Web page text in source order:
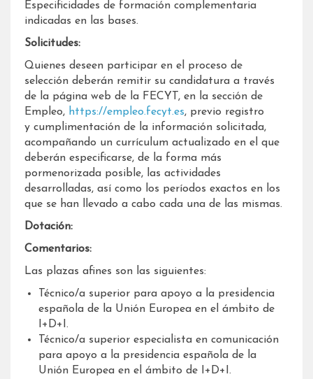
Especificidades de formación complementaria
indicadas en las bases.
Solicitudes:
Quienes deseen participar en el proceso de
selección deberán remitir su candidatura a través
de la página web de la FECYT, en la sección de
Empleo, https://empleo.fecyt.es, previo registro
y cumplimentación de la información solicitada,
acompañando un currículum actualizado en el que
deberán especificarse, de la forma más
pormenorizada posible, las actividades
desarrolladas, así como los períodos exactos en los
que se han llevado a cabo cada una de las mismas.
Dotación:
Comentarios:
Las plazas afines son las siguientes:
Técnico/a superior para apoyo a la presidencia
española de la Unión Europea en el ámbito de
I+D+I.
Técnico/a superior especialista en comunicación
para apoyo a la presidencia española de la
Unión Europea en el ámbito de I+D+I.